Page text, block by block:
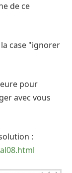
de ce
case "ignorer
pour
avec vous
: